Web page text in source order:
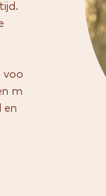
met
en